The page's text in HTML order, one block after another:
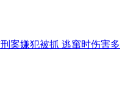
案嫌犯被抓 逃窜时伤害多